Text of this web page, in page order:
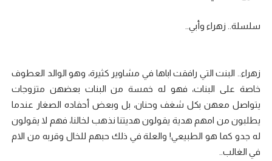
سلسلة.. زهراء وأبي..
زهراء.. البنت التي رافقت اباها في مشاوير كثيرة، وهو الوالد العطوف
خاصة على البنات، فهو له خمسة من البنات بعضهن متزوجات
يتواصل معهن بكل شغف وحنان، بل وبعض أحفاده الصغار عندما
يطلبون من امهم هدية يقولون هديتنا نذهب لخالنا، فهم لا يقولون
له جدو كما هو الطبيعي! والعلة في ذلك حبهم للخال وقربه من الام
في الغالب..